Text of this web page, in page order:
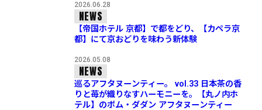
2026.06.28
NEWS
【帝国ホテル 京都】で都をどり、【カペラ京
都】にて京おどりを味わう新体験
2026.05.08
NEWS
巡るアフタヌーンティー。 vol.33 日本茶の香
りと苺が織りなすハーモニーを。【丸ノ内ホ
テル】のポム・ダダン アフタヌーンティー